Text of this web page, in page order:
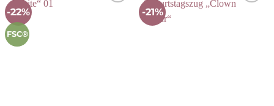
-22%
FSC®
-21%